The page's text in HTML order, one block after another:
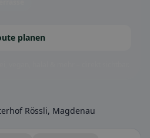
planen
Rössli, Magdenau